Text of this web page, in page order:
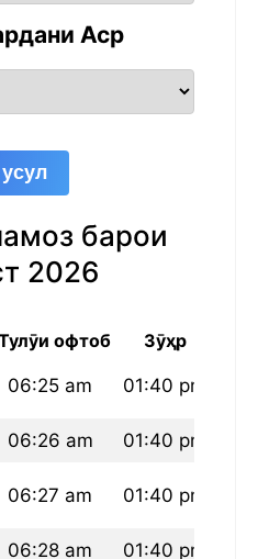
Аср
барои
2026
офтоб Зӯҳр
06:25 am 01:40 pm
06:26 am 01:40 pm
06:27 am 01:40 pm
06:28 am 01:40 pm